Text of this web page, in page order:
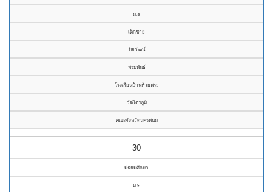
ม.๑
เด็กชาย
ปิยวัฒน์
พรมพันธ์
โรงเรียนบ้านห้วยพระ
วัดไตรภูมิ
คณะจังหวัดนครพนม
30
มัธยมศึกษา
ม.๒